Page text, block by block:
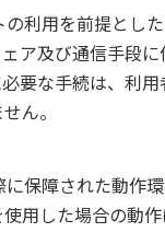
利用を前提とし
ア及び通信手段
要な手続は、利
ん。
障された動作
用した場合の動作